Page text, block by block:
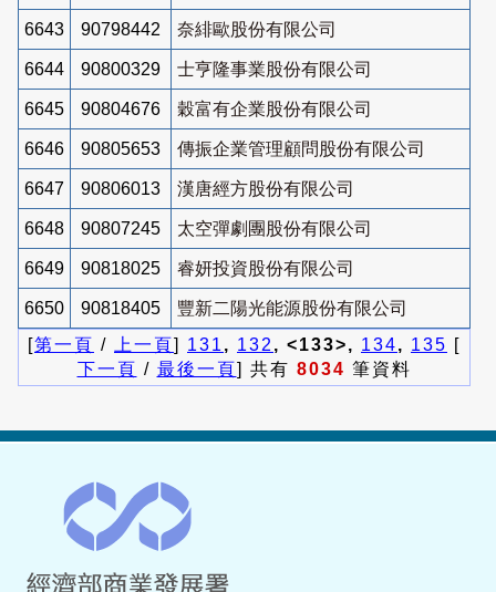
6643 90798442 奈緋歐股份有限公司
6644 90800329 士亨隆事業股份有限公司
6645 90804676 穀富有企業股份有限公司
6646 90805653 傳振企業管理顧問股份有限公司
6647 90806013 漢唐經方股份有限公司
6648 90807245 太空彈劇團股份有限公司
6649 90818025 睿妍投資股份有限公司
6650 90818405
豐新二陽光能源股份有限公司
[第一頁 / 上一頁] 131 , 132 , <133>, 134, 135 [
下一頁 / 最後一頁] 共有 8034 筆資料